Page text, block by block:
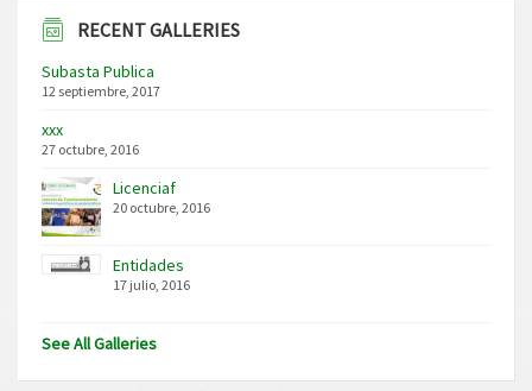
RECENT GALLERIES
Subasta Publica
12 septiembre, 2017
xxx
27 octubre, 2016
Licenciaf
20 octubre, 2016
Entidades
17 julio, 2016
See All Galleries